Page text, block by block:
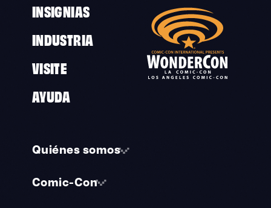
INSIGNIAS
INDUSTRIA
VISITE
AYUDA
Quiénes somos
Comic-Con